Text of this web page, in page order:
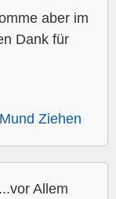
aber im
Dank für
Ziehen
Allem